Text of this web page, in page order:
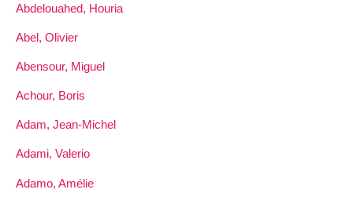
Abdelouahed, Houria
Abel, Olivier
Abensour, Miguel
Achour, Boris
Adam, Jean-Michel
Adami, Valerio
Adamo, Amélie